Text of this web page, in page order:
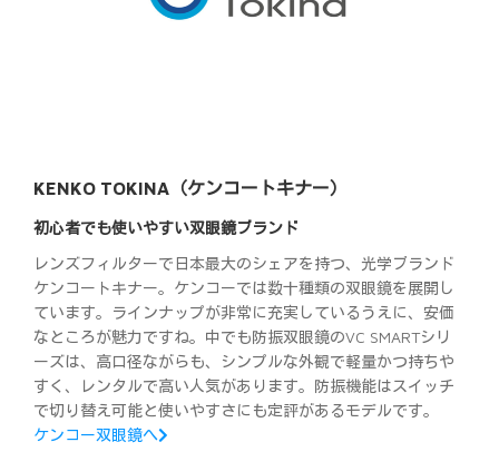
KENKO TOKINA（ケンコートキナー）
初心者でも使いやすい双眼鏡ブランド
レンズフィルターで日本最大のシェアを持つ、光学ブランド
ケンコートキナー。ケンコーでは数十種類の双眼鏡を展開し
ています。ラインナップが非常に充実しているうえに、安価
なところが魅力ですね。中でも防振双眼鏡のVC SMARTシリ
ーズは、高口径ながらも、シンプルな外観で軽量かつ持ちや
すく、レンタルで高い人気があります。防振機能はスイッチ
で切り替え可能と使いやすさにも定評があるモデルです。
ケンコー双眼鏡へ